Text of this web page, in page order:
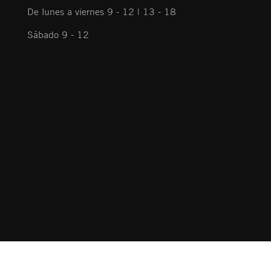
De lunes a viernes 9 - 12 | 13 - 18
Sábado 9 - 12